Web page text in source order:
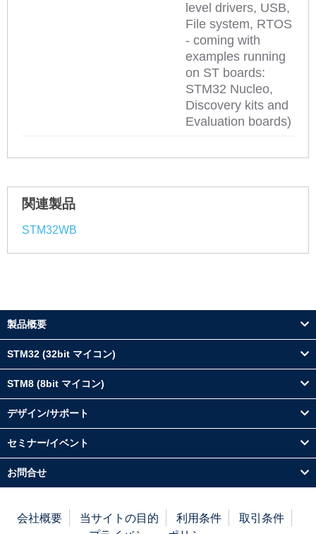
level drivers, USB,
File system, RTOS
- coming with
examples running
on ST boards:
STM32 Nucleo,
Discovery kits and
Evaluation boards)
関連製品
STM32WB
製品概要
STM32 (32bit マイコン)
STM8 (8bit マイコン)
デザイン/サポート
セミナー/イベント
お問合せ
会社概要 当サイトの目的 利用条件
取引条件